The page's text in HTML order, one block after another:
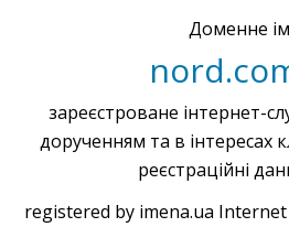
Доменне
зареєстроване інтернет-
дорученням та в інтересах
реєстраційні
registered by imena.ua